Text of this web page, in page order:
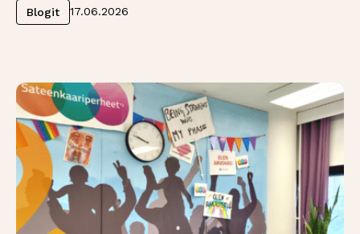
Blogit 17.06.2026